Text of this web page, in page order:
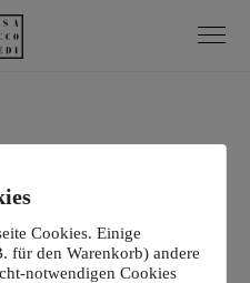
Up Artist
Cookies. Einige
für den Warenkorb) andere
notwendigen Cookies